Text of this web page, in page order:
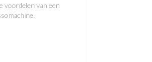
voordelen van een